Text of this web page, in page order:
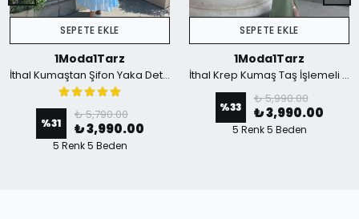
SEPETE EKLE
1Moda1Tarz
İthal Kumaştan Şifon Yaka Detaylı Piliseli Kemerli Astarlı Özel Tasarım Elbise - mavi
%31
₺ 5,790.00
₺ 3,990.00
5 Renk 5 Beden
SEPETE EKLE
1Moda1Tarz
İthal Krep Kumaş Taş İşlemeli Askılı Astarlı Özel Tasarım Yırtmaçlı Maxi Elbise - Yeşil
%33
₺ 5,990.00
₺ 3,990.00
5 Renk 5 Beden